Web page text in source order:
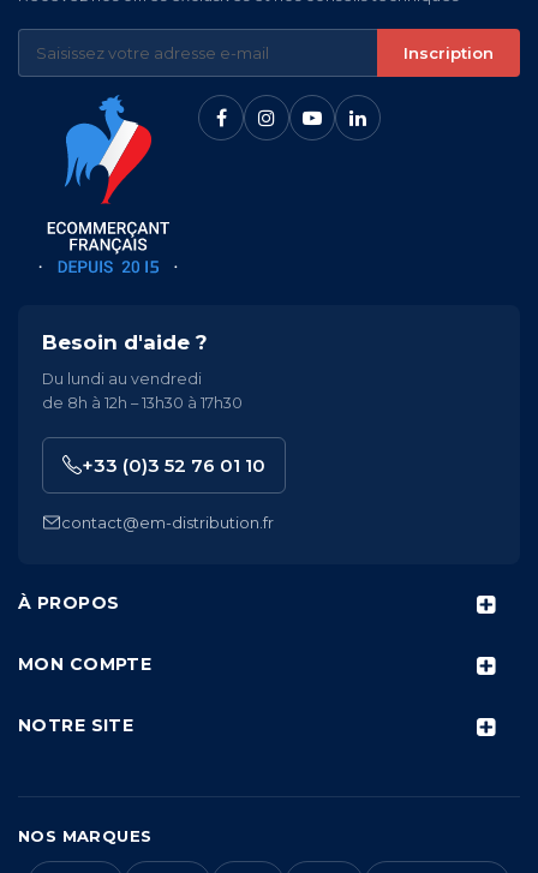
Inscription
À PROPOS
MON COMPTE
NOTRE SITE
Besoin d'aide ?
Du lundi au vendredi
de 8h à 12h – 13h30 à 17h30
+33 (0)3 52 76 01 10
contact@em-distribution.fr
NOS MARQUES